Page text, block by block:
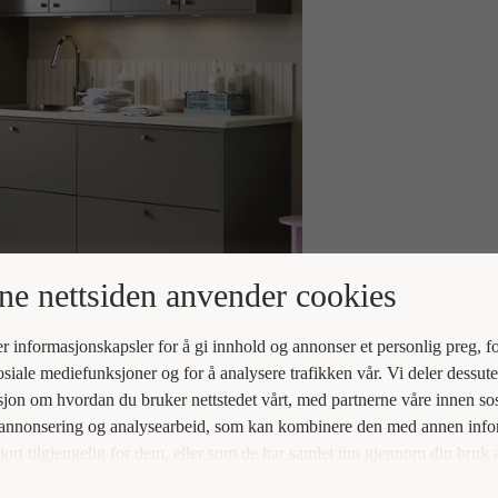
nettsiden anvender cookies
informasjonskapsler for å gi innhold og annonser et personlig preg,
mediefunksjoner og for å analysere trafikken vår. Vi deler
om hvordan du bruker nettstedet vårt, med partnerne våre innen
og analysearbeid, som kan kombinere den med annen
tilgjengelig for dem, eller som de har samlet inn gjennom din bruk